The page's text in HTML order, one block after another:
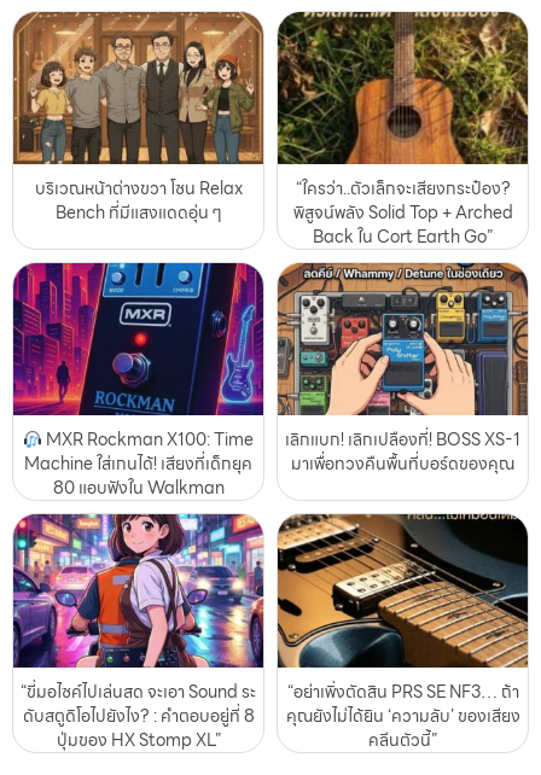
บริเวณหน้าต่างขวา โซน Relax
Bench ที่มีแสงแดดอุ่น ๆ
“ใครว่า..ตัวเล็กจะเสียงกระป๋อง?
พิสูจน์พลัง Solid Top + Arched
Back ใน Cort Earth Go”
MXR Rockman X100: Time
Machine ใส่เกนได้! เสียงที่เด็กยุค
80 แอบฟังใน Walkman
เลิกแบก! เลิกเปลืองที่! BOSS XS-1
มาเพื่อทวงคืนพื้นที่บอร์ดของคุณ
“ขี่มอไซค์ไปเล่นสด จะเอา Sound ระ
ดับสตูดิโอไปยังไง? : คำตอบอยู่ที่ 8
ปุ่มของ HX Stomp XL”
“อย่าเพิ่งตัดสิน PRS SE NF3… ถ้า
คุณยังไม่ได้ยิน ‘ความลับ’ ของเสียง
คลีนตัวนี้”